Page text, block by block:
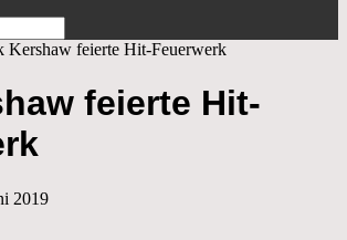
Kershaw feierte Hit-Feuerwerk
feierte Hit-
2019